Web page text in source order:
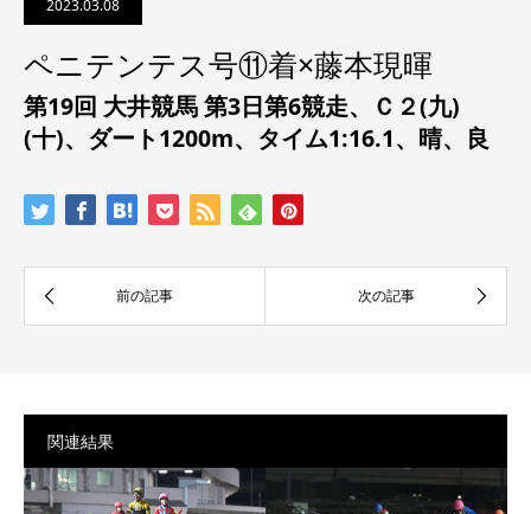
2023.03.08
ペニテンテス号⑪着×藤本現暉
第19回 大井競馬 第3日第6競走、
Ｃ２(九)
(十)、 ダート1200m、タイム1:16.1、晴、良
関連結果